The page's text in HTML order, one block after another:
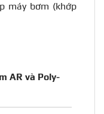
máy bơm (khớp
AR và Poly-